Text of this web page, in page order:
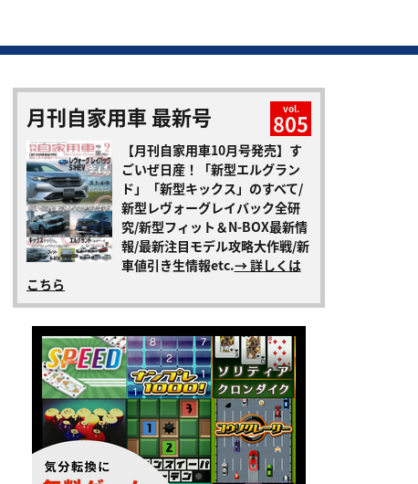
月刊自家用車 最新号 vol.
805
【月刊自家用車10月号発売】す
ごいぜ日産！「新型エルグラン
ド」「新型キックス」のすべて/
新型レヴォーグレイバック全研
究/新型フィット＆N-BOX最新情
報/最新注目モデル攻略大作戦/新
車値引き生情報etc.→ 詳しくは
こちら